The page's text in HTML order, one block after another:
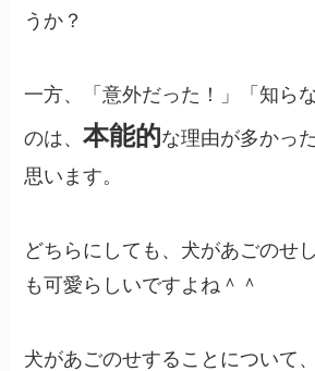
うか？
一方、「意外だった！」「知ら
のは、本能的な理由が多かっ
思います。
どちらにしても、犬があごのせ
も可愛らしいですよね＾＾
犬があごのせすることについて